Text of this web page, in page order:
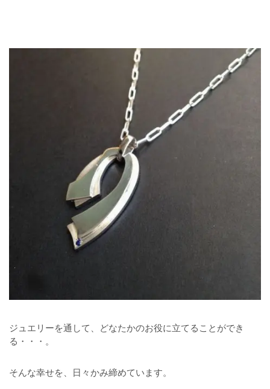
ジュエリーを通して、どなたかのお役に立てることができ
る・・・。
そんな幸せを、日々かみ締めています。